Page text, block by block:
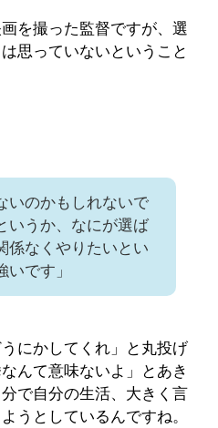
を撮った監督ですが、選
思っていないということ
いのかもしれないで
いうか、なにが選ば
係なくやりたいとい
いです」
にかしてくれ」と丸投げ
んて意味ないよ」とあき
で自分の生活、大きく言
うとしているんですね。